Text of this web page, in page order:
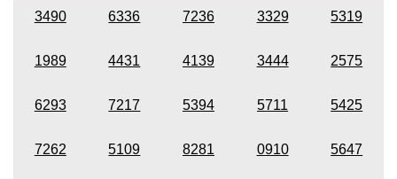
3490 6336 7236 3329 5319
1989 4431 4139 3444 2575
6293 7217 5394 5711 5425
7262 5109 8281 0910 5647